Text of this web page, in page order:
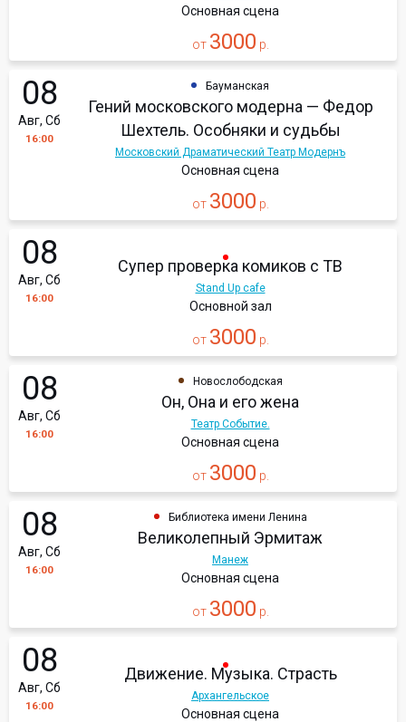
Основная сцена
от 3000 р.
08
Авг, Сб
16:00
Бауманская
Гений московского модерна — Федор
Шехтель. Особняки и судьбы
Московский Драматический Театр Модернъ
Основная сцена
от 3000 р.
08
Авг, Сб
16:00
Супер проверка комиков с ТВ
Stand Up cafe
Основной зал
от 3000 р.
08
Авг, Сб
16:00
Новослободская
Он, Она и его жена
Театр Событие.
Основная сцена
от 3000 р.
08
Авг, Сб
16:00
Библиотека имени Ленина
Великолепный Эрмитаж
Манеж
Основная сцена
от 3000 р.
08
Авг, Сб
16:00
Движение. Музыка. Страсть
Архангельское
Основная сцена